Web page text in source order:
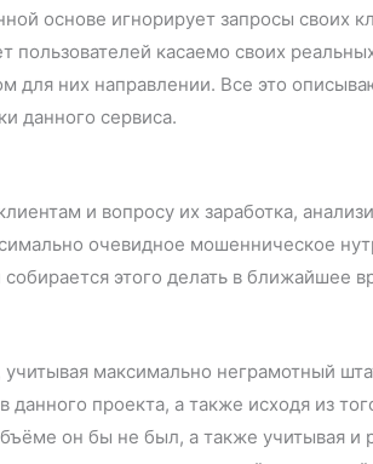
основе игнорирует запросы своих
касаемо своих
для них направлении. Все это
данного сервиса.
и вопросу их заработка,
очевидное мошенническое
собирается этого делать в ближайшее
максимально неграмотный
проекта, а также исходя из
он бы не был, а также учитывая и